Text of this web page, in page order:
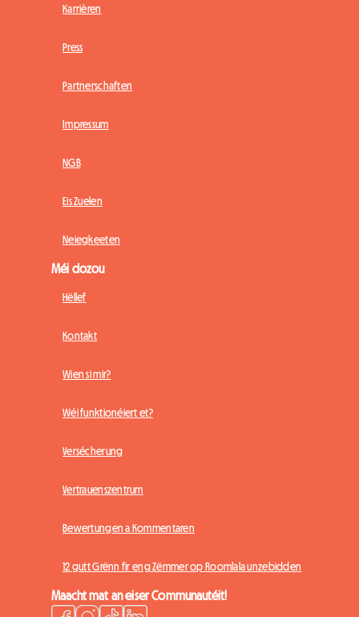
Karrièren
Press
Partnerschaften
Impressum
NGB
Eis Zuelen
Neiegkeeten
Méi dozou
Hëllef
Kontakt
Wien si mir?
Wéi funktionéiert et?
Versécherung
Vertrauenszentrum
Bewertungen a Kommentaren
12 gutt Grënn fir eng Zëmmer op Roomlala unzebidden
Maacht mat an eiser Communautéit!